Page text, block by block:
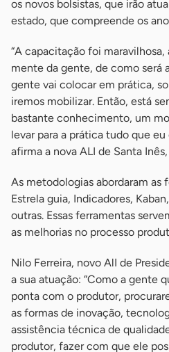
os novos bolsistas, que irão
estado, que compreende os
“A capacitação foi maravilhosa,
mente da gente, de como será
gente vai colocar em prática,
iremos mobilizar. Então, está
bastante conhecimento, um
levar para a prática tudo que
afirma a nova ALI de Santa
As metodologias abordaram as
Estrela guia, Indicadores,
outras. Essas ferramentas
as melhorias no processo
Nilo Ferreira, novo AlI de
a sua atuação: “Como a gente
ponta com o produtor,
as formas de inovação,
assistência técnica de
produtor, fazer com que ele